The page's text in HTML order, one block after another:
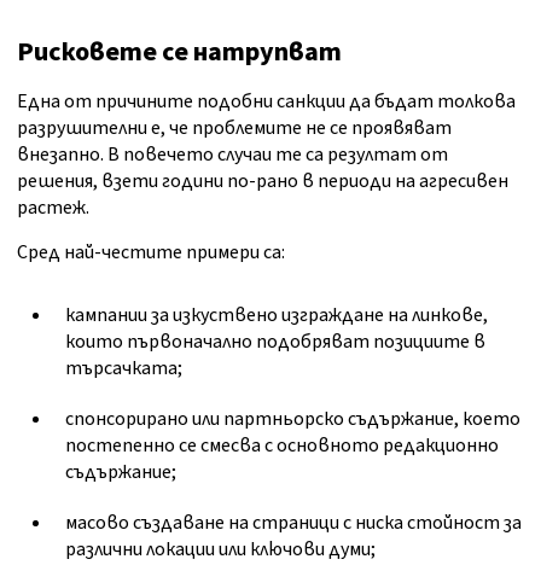
Рисковете се натрупват
Една от причините подобни санкции да бъдат толкова
разрушителни е, че проблемите не се проявяват
внезапно. В повечето случаи те са резултат от
решения, взети години по-рано в периоди на агресивен
растеж.
Сред най-честите примери са:
кампании за изкуствено изграждане на линкове,
които първоначално подобряват позициите в
търсачката;
спонсорирано или партньорско съдържание, което
постепенно се смесва с основното редакционно
съдържание;
масово създаване на страници с ниска стойност за
различни локации или ключови думи;